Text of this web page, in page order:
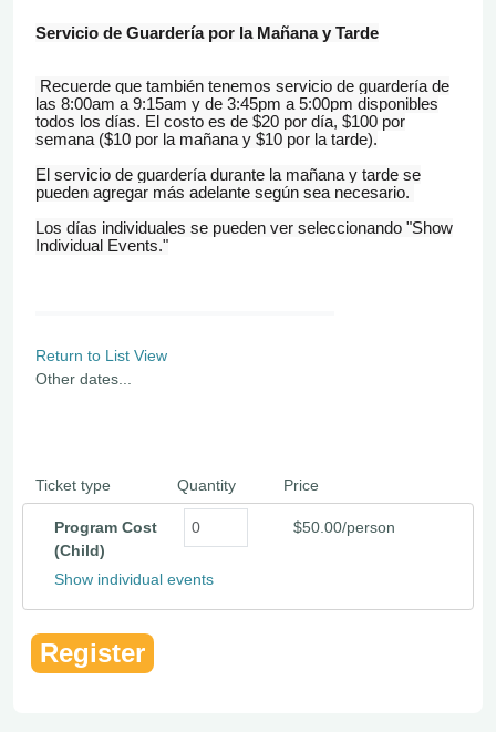
Servicio de Guardería por la Mañana y Tarde
Recuerde que también tenemos servicio de guardería de
las 8:00am a 9:15am y de 3:45pm a 5:00pm disponibles
todos los días. El costo es de $20 por día, $100 por
semana ($10 por la mañana y $10 por la tarde).
El servicio de guardería durante la mañana y tarde se
pueden agregar más adelante según sea necesario.
Los días individuales se pueden ver seleccionando "Show
Individual Events."
Return to List View
Other dates...
Ticket type Quantity Price
Program Cost
(Child)
$50.00/person
Show individual events